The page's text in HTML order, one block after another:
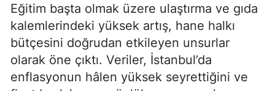
Eğitim başta olmak üzere ulaştırma ve gıda
kalemlerindeki yüksek artış, hane halkı
bütçesini doğrudan etkileyen unsurlar
olarak öne çıktı. Veriler, İstanbul’da
enflasyonun hâlen yüksek seyrettiğini ve